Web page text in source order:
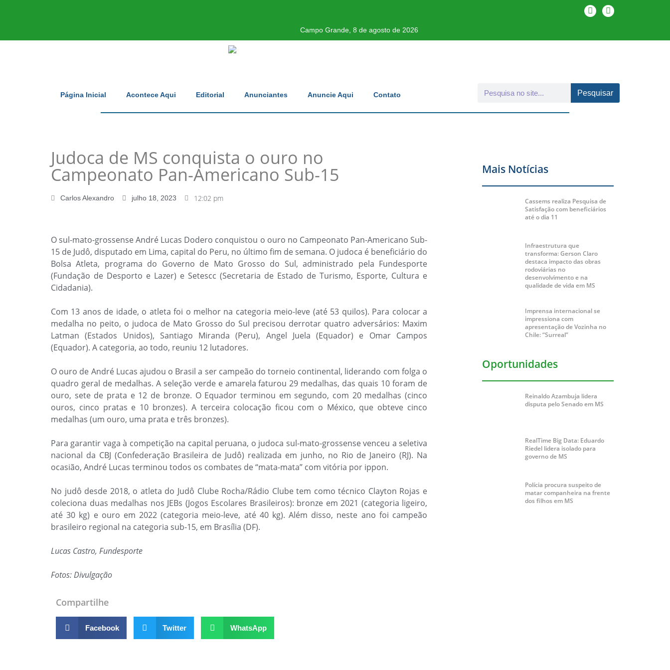
Campo Grande, 8 de agosto de 2026
Página Inicial Acontece Aqui Editorial Anunciantes Anuncie Aqui Contato Pesquisar
Judoca de MS conquista o ouro no
Campeonato Pan-Americano Sub-15
Carlos Alexandro julho 18, 2023 12:02 pm
O sul-mato-grossense André Lucas Dodero conquistou o ouro no Campeonato Pan-Americano Sub-
15 de Judô, disputado em Lima, capital do Peru, no último fim de semana. O judoca é beneficiário do
Bolsa Atleta, programa do Governo de Mato Grosso do Sul, administrado pela Fundesporte
(Fundação de Desporto e Lazer) e Setescc (Secretaria de Estado de Turismo, Esporte, Cultura e
Cidadania).
Com 13 anos de idade, o atleta foi o melhor na categoria meio-leve (até 53 quilos). Para colocar a
medalha no peito, o judoca de Mato Grosso do Sul precisou derrotar quatro adversários: Maxim
Latman (Estados Unidos), Santiago Miranda (Peru), Angel Juela (Equador) e Omar Campos
(Equador). A categoria, ao todo, reuniu 12 lutadores.
O ouro de André Lucas ajudou o Brasil a ser campeão do torneio continental, liderando com folga o
quadro geral de medalhas. A seleção verde e amarela faturou 29 medalhas, das quais 10 foram de
ouro, sete de prata e 12 de bronze. O Equador terminou em segundo, com 20 medalhas (cinco
ouros, cinco pratas e 10 bronzes). A terceira colocação ficou com o México, que obteve cinco
medalhas (um ouro, uma prata e três bronzes).
Para garantir vaga à competição na capital peruana, o judoca sul-mato-grossense venceu a seletiva
nacional da CBJ (Confederação Brasileira de Judô) realizada em junho, no Rio de Janeiro (RJ). Na
ocasião, André Lucas terminou todos os combates de “mata-mata” com vitória por ippon.
No judô desde 2018, o atleta do Judô Clube Rocha/Rádio Clube tem como técnico Clayton Rojas e
coleciona duas medalhas nos JEBs (Jogos Escolares Brasileiros): bronze em 2021 (categoria ligeiro,
até 30 kg) e ouro em 2022 (categoria meio-leve, até 40 kg). Além disso, neste ano foi campeão
brasileiro regional na categoria sub-15, em Brasília (DF).
Lucas Castro, Fundesporte
Fotos: Divulgação
Mais Notícias
Cassems realiza Pesquisa de
Satisfação com beneficiários
até o dia 11
Infraestrutura que
transforma: Gerson Claro
destaca impacto das obras
rodoviárias no
desenvolvimento e na
qualidade de vida em MS
Imprensa internacional se
impressiona com
apresentação de Vozinha no
Chile: “Surreal”
Oportunidades
Reinaldo Azambuja lidera
disputa pelo Senado em MS
RealTime Big Data: Eduardo
Riedel lidera isolado para
governo de MS
Polícia procura suspeito de
matar companheira na frente
dos filhos em MS
Compartilhe
Facebook Twitter WhatsApp